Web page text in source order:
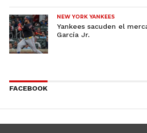
NEW YORK YANKEES
Yankees sacuden el
García Jr.
FACEBOOK